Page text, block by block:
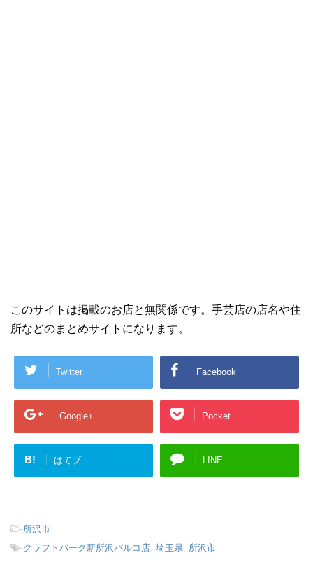
このサイトは掲載のお店と無関係です。手芸店の店名や住
所などのまとめサイトになります。
Twitter Facebook
Google+ Pocket
B! はてブ LINE
-所沢市
-クラフトパーク新所沢パルコ店 埼玉県 所沢市